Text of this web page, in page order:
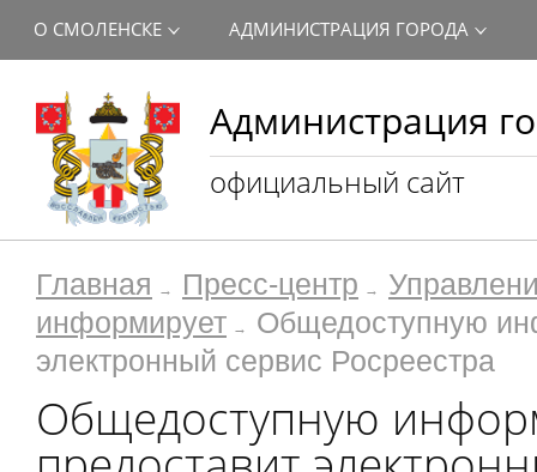
Администрация
официальный сайт
О СМОЛЕНСКЕ АДМИНИСТРАЦИЯ ГОРОДА
Главная Пресс-центр
информирует
Общедоступную
электронный сервис Росреестра
Общедоступную